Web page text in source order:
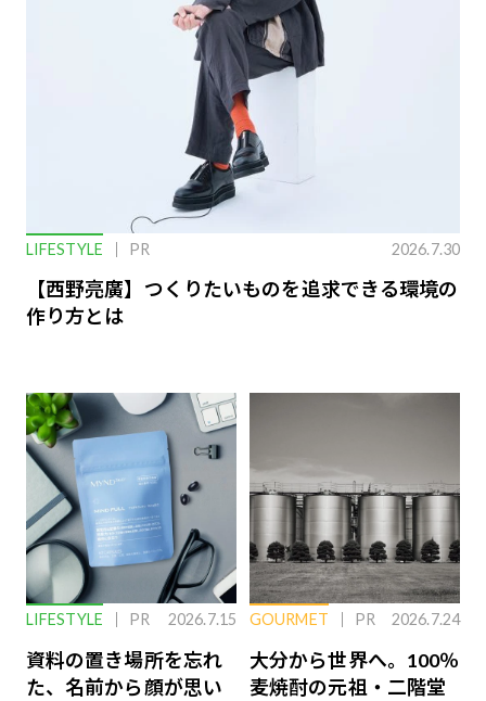
LIFESTYLE PR 2026.7.30
【西野亮廣】つくりたいものを追求できる環境の
作り方とは
LIFESTYLE PR 2026.7.15
資料の置き場所を忘れ
た、名前から顔が思い
GOURMET PR 2026.7.24
大分から世界へ。100％
麦焼酎の元祖・二階堂